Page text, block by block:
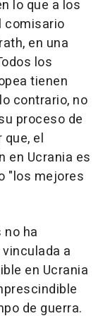
lo que a los
comisario
en una
los
tienen
contrario, no
proceso de
el
en Ucrania es
"los mejores
no ha
a
en Ucrania
de guerra.